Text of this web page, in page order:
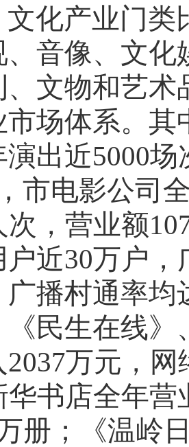
文化产业门
、音像、文
、文物和艺
市场体系。其
出近5000场
市电影公司
次，营业额
户近30万户，
播村通率均
《民生在线
2037万元，网
华书店全年营
册；《温岭